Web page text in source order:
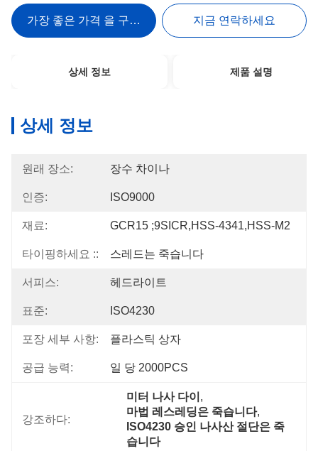
가장 좋은 가격 을 구하라 지금 연락하세요
상세 정보 제품 설명
상세 정보
원래 장소: 장수 차이나
인증: ISO9000
재료: GCR15 ;9SICR,HSS-4341,HSS-M2
타이핑하세요 :: 스레드는 죽습니다
서피스: 헤드라이트
표준: ISO4230
포장 세부 사항: 플라스틱 상자
공급 능력: 일 당 2000PCS
강조하다:
미터 나사 다이 ,
마법 레스레딩은 죽습니다,
ISO4230 승인 나사산 절단은 죽
습니다